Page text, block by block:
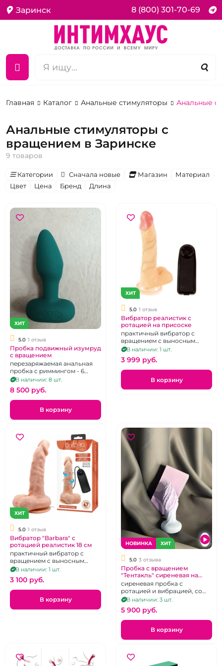
Заринск 8 (800) 301-70-69
Главная Каталог Анальные стимуляторы Анальные
Анальные стимуляторы с
вращением в Заринске
9 товаров
Категории Сначала новые Магазин
Материал
Цвет
Цена Бренд Длина
ХИТ
5.0 1 отзыв
Пробка подвижный изумруд
с вращением
перезаряжаемая анальная
пробка с риммингом - 6
режимов и вибрацией - 10
В наличии: 8 шт.
8 500 pуб.
В корзину
ХИТ
5.0 1 отзыв
Вибратор реалистик с
ротацией на присоске
практичный вибратор с
вращением с выносным
пультом
В наличии: 1 шт.
3 999 pуб.
В корзину
ХИТ
5.0 1 отзыв
Вибратор "Barbara" с
ротацией реалистик 18 см
практичный вибратор с
вращением с выносным
пультом
В наличии: 1 шт.
3 100 pуб.
В корзину
НОВИНКА ХИТ
5.0 3 отзыва
Пробка с вращением
"Тентакль" сиреневая на
дистанционном управлении
сиреневая пробка с
ротацией и вибрацией, со
светодиодом и
дистанционным пультом
В наличии: 3 шт.
5 900 pуб.
В корзину